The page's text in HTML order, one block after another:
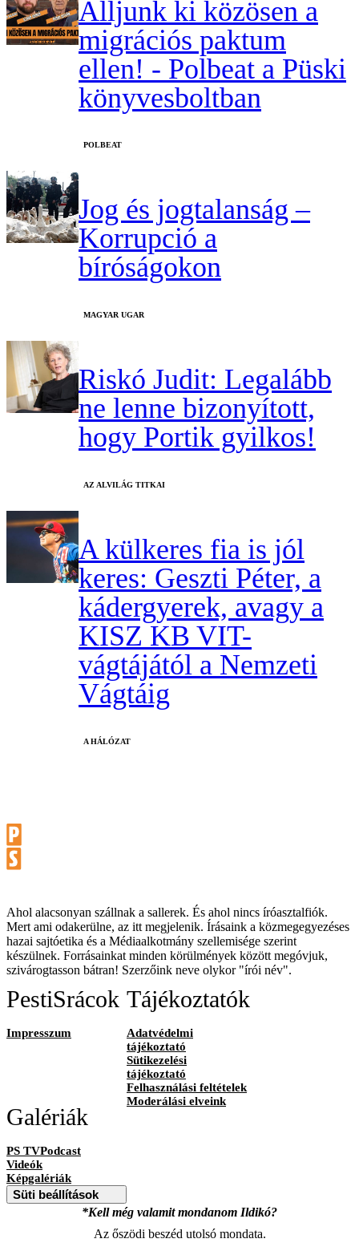
Álljunk ki közösen a
migrációs paktum
ellen! - Polbeat a Püski
könyvesboltban
‎POLBEAT
Jog és jogtalanság –
Korrupció a
bíróságokon
MAGYAR UGAR
Riskó Judit: Legalább
ne lenne bizonyított,
hogy Portik gyilkos!
AZ ALVILÁG TITKAI
A külkeres fia is jól
keres: Geszti Péter, a
kádergyerek, avagy a
KISZ KB VIT-
vágtájától a Nemzeti
Vágtáig
A HÁLÓZAT
Ahol alacsonyan szállnak a sallerek. És ahol nincs íróasztalfiók.
Mert ami odakerülne, az itt megjelenik. Írásaink a közmegegyezéses
hazai sajtóetika és a Médiaalkotmány szellemisége szerint
készülnek. Forrásainkat minden körülmények között megóvjuk,
szivárogtasson bátran! Szerzőink neve olykor "írói név".
PestiSrácok
Impresszum
Tájékoztatók
Adatvédelmi
tájékoztató
Sütikezelési
tájékoztató
Felhasználási feltételek
Moderálási elveink
Galériák
PS TVPodcast
Videók
Képgalériák
Süti beállítások
*Kell még valamit mondanom Ildikó?
Az őszödi beszéd utolsó mondata.